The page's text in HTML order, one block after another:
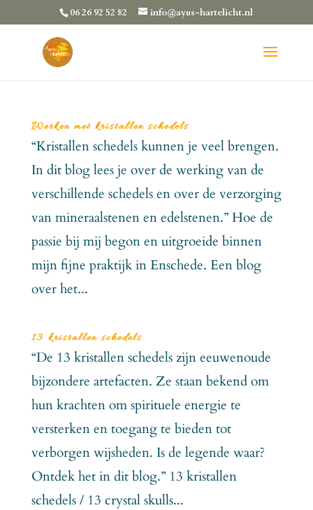
06 26 92 52 82 info@ayus-hartelicht.nl
Werken met kristallen schedels
“Kristallen schedels kunnen je veel brengen.
In dit blog lees je over de werking van de
verschillende schedels en over de verzorging
van mineraalstenen en edelstenen.” Hoe de
passie bij mij begon en uitgroeide binnen
mijn fijne praktijk in Enschede. Een blog
over het...
13 kristallen schedels
“De 13 kristallen schedels zijn eeuwenoude
bijzondere artefacten. Ze staan bekend om
hun krachten om spirituele energie te
versterken en toegang te bieden tot
verborgen wijsheden. Is de legende waar?
Ontdek het in dit blog.” 13 kristallen
schedels / 13 crystal skulls...